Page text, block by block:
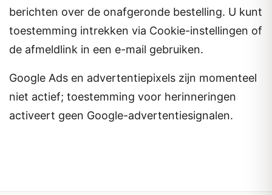
berichten over de onafgeronde bestelling. U kunt
toestemming intrekken via Cookie-instellingen of
de afmeldlink in een e-mail gebruiken.
Google Ads en advertentiepixels zijn momenteel
niet actief; toestemming voor herinneringen
activeert geen Google-advertentiesignalen.